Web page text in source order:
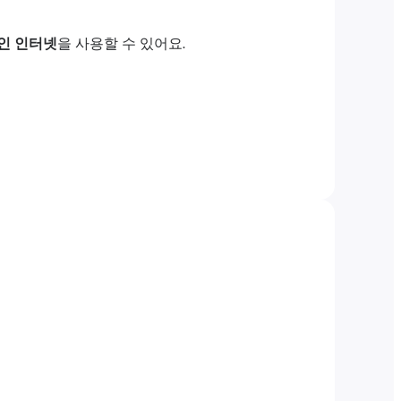
인터넷을 사용할 수 있어요.